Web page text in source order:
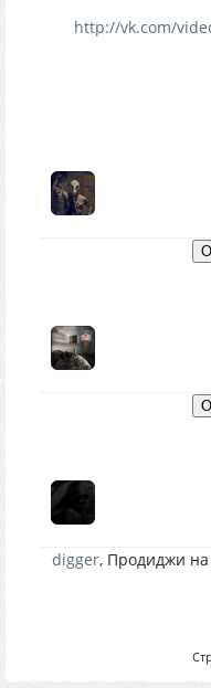
http://vk.com/
digger, Продиджи на